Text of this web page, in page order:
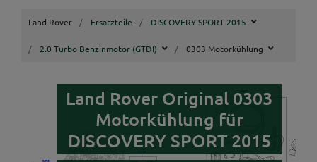
Land Rover Ersatzteile DISCOVERY SPORT 2015
2.0 Turbo Benzinmotor (GTDI) 0303 Motorkühlung
Land Rover Original 0303
Motorkühlung für
DISCOVERY SPORT 2015